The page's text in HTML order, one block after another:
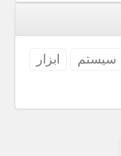
سیستم
ابزار